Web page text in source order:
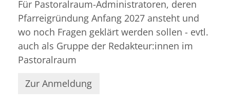
Für Pastoralraum-Administratoren, deren
Pfarreigründung Anfang 2027 ansteht und
wo noch Fragen geklärt werden sollen - evtl.
auch als Gruppe der Redakteur:innen im
Pastoralraum
Zur Anmeldung